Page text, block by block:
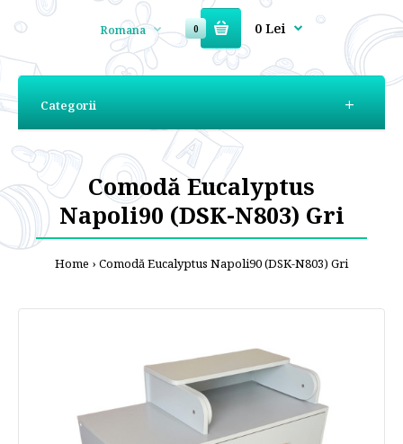
Romana 0 0 Lei
Categorii
Comodă Eucalyptus
Napoli90 (DSK-N803) Gri
Home Comodă Eucalyptus Napoli90 (DSK-N803) Gri